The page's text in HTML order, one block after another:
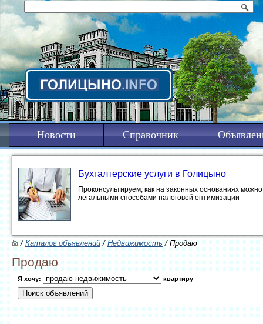
Новости Справочник
Бухгалтерские услуги в Голицыно
Проконсультируем, как на законных основаниях
легальными способами налоговой оптимизации
/Каталог объявлений/Недвижимость/ Продаю
Продаю
Я хочу: квартиру